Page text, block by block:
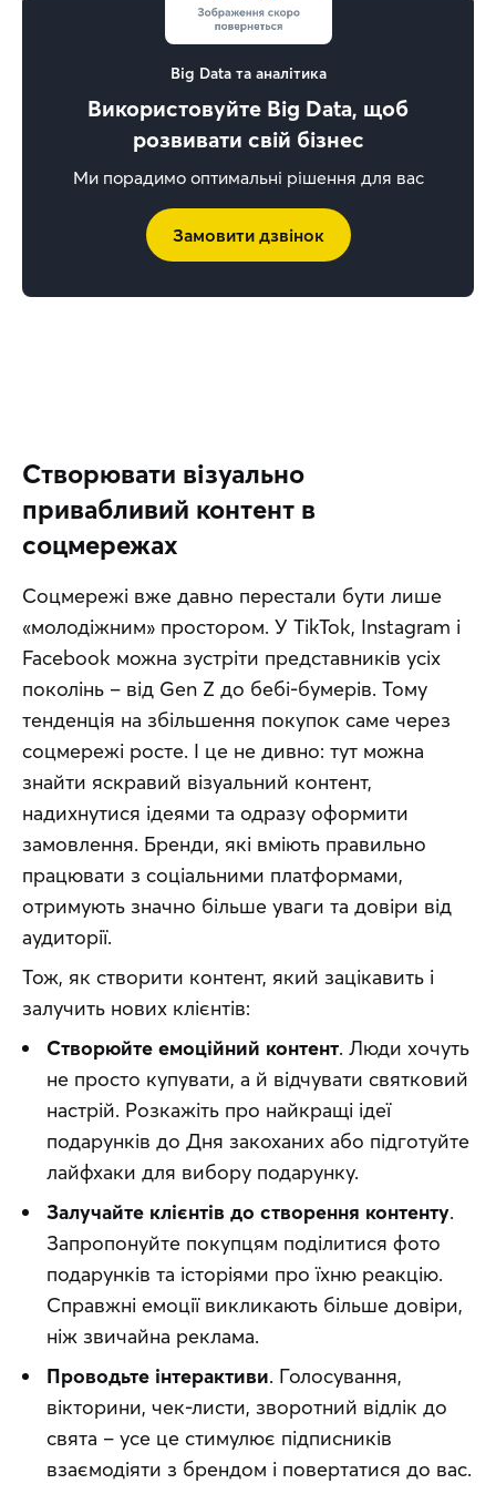
Big Data та аналітика
Використовуйте Big Data, щоб
розвивати свій бізнес
Ми порадимо оптимальні рішення для вас
Замовити дзвінок
Створювати візуально
привабливий контент в
соцмережах
Соцмережі вже давно перестали бути лише
«молодіжним» простором. У TikTok, Instagram і
Facebook можна зустріти представників усіх
поколінь – від Gen Z до бебі-бумерів. Тому
тенденція на збільшення покупок саме через
соцмережі росте. І це не дивно: тут можна
знайти яскравий візуальний контент,
надихнутися ідеями та одразу оформити
замовлення. Бренди, які вміють правильно
працювати з соціальними платформами,
отримують значно більше уваги та довіри від
аудиторії.
Тож, як створити контент, який зацікавить і
залучить нових клієнтів:
Створюйте емоційний контент. Люди хочуть
не просто купувати, а й відчувати святковий
настрій. Розкажіть про найкращі ідеї
подарунків до Дня закоханих або підготуйте
лайфхаки для вибору подарунку.
Залучайте клієнтів до створення контенту.
Запропонуйте покупцям поділитися фото
подарунків та історіями про їхню реакцію.
Справжні емоції викликають більше довіри,
ніж звичайна реклама.
Проводьте інтерактиви. Голосування,
вікторини, чек-листи, зворотний відлік до
свята – усе це стимулює підписників
взаємодіяти з брендом і повертатися до вас.